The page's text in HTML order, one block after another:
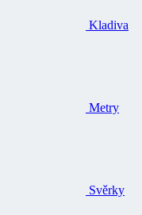
Kladiva
Metry
Svěrky